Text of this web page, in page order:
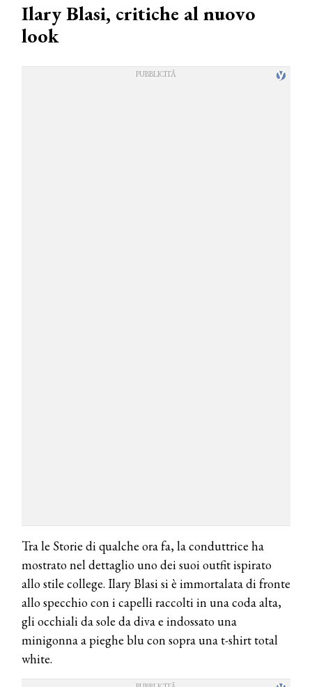
Ilary Blasi, critiche al nuovo
look
Tra le Storie di qualche ora fa, la conduttrice ha
mostrato nel dettaglio uno dei suoi outfit ispirato
allo stile college. Ilary Blasi si è immortalata di fronte
allo specchio con i capelli raccolti in una coda alta,
gli occhiali da sole da diva e indossato una
minigonna a pieghe blu con sopra una t-shirt total
white.